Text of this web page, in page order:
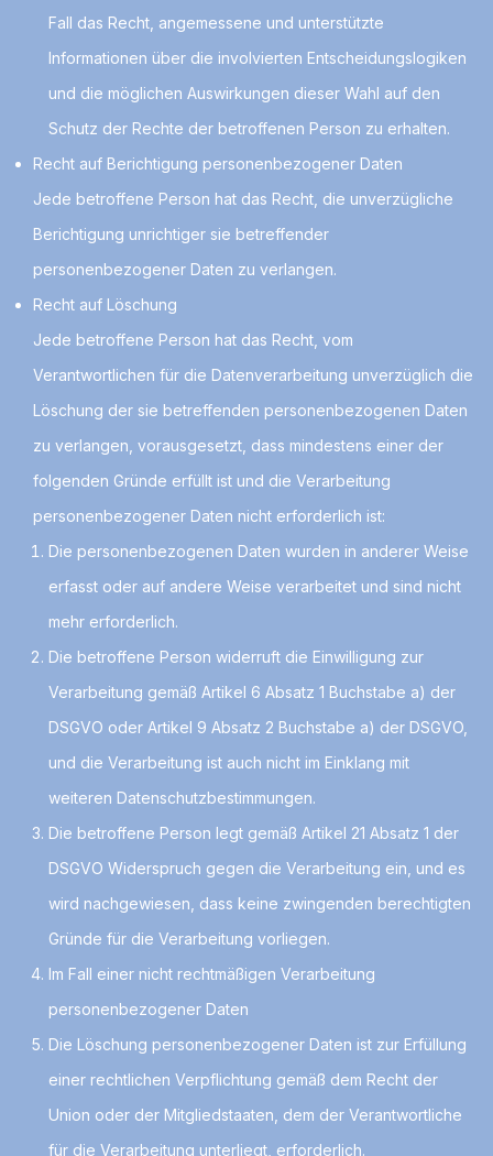
Fall das Recht, angemessene und unterstützte
Informationen über die involvierten Entscheidungslogiken
und die möglichen Auswirkungen dieser Wahl auf den
Schutz der Rechte der betroffenen Person zu erhalten.
Recht auf Berichtigung personenbezogener Daten
Jede betroffene Person hat das Recht, die unverzügliche
Berichtigung unrichtiger sie betreffender
personenbezogener Daten zu verlangen.
Recht auf Löschung
Jede betroffene Person hat das Recht, vom
Verantwortlichen für die Datenverarbeitung unverzüglich die
Löschung der sie betreffenden personenbezogenen Daten
zu verlangen, vorausgesetzt, dass mindestens einer der
folgenden Gründe erfüllt ist und die Verarbeitung
personenbezogener Daten nicht erforderlich ist:
Die personenbezogenen Daten wurden in anderer Weise
erfasst oder auf andere Weise verarbeitet und sind nicht
mehr erforderlich.
Die betroffene Person widerruft die Einwilligung zur
Verarbeitung gemäß Artikel 6 Absatz 1 Buchstabe a) der
DSGVO oder Artikel 9 Absatz 2 Buchstabe a) der DSGVO,
und die Verarbeitung ist auch nicht im Einklang mit
weiteren Datenschutzbestimmungen.
Die betroffene Person legt gemäß Artikel 21 Absatz 1 der
DSGVO Widerspruch gegen die Verarbeitung ein, und es
wird nachgewiesen, dass keine zwingenden berechtigten
Gründe für die Verarbeitung vorliegen.
Im Fall einer nicht rechtmäßigen Verarbeitung
personenbezogener Daten
Die Löschung personenbezogener Daten ist zur Erfüllung
einer rechtlichen Verpflichtung gemäß dem Recht der
Union oder der Mitgliedstaaten, dem der Verantwortliche
für die Verarbeitung unterliegt, erforderlich.